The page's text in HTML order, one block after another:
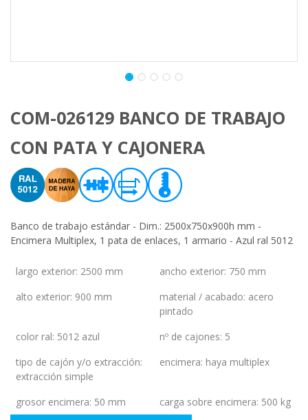
COM-026129 BANCO DE TRABAJO
CON PATA Y CAJONERA
Banco de trabajo estándar - Dim.: 2500x750x900h mm -
Encimera Multiplex, 1 pata de enlaces, 1 armario - Azul ral 5012
largo exterior: 2500 mm ancho exterior: 750 mm
alto exterior: 900 mm material / acabado: acero
pintado
color ral: 5012 azul nº de cajones: 5
tipo de cajón y/o extracción:
extracción simple
encimera: haya multiplex
grosor encimera: 50 mm carga sobre encimera: 500 kg